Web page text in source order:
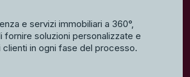
e servizi immobiliari a 360°,
soluzioni personalizzate e
in ogni fase del processo.